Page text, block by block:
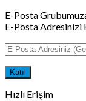
E-Posta
E-Posta Adresinizi
Hızlı Erişim